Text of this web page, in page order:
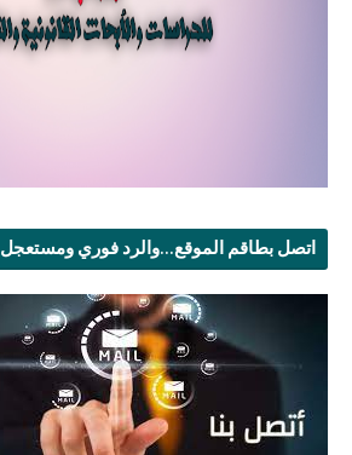
اتصل بطاقم الموقع...والرد فوري ومستعجل